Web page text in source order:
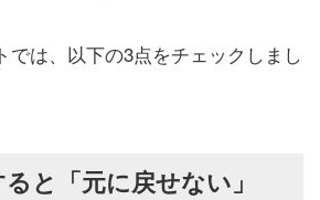
では、以下の3点をチェックしまし
と「元に戻せない」